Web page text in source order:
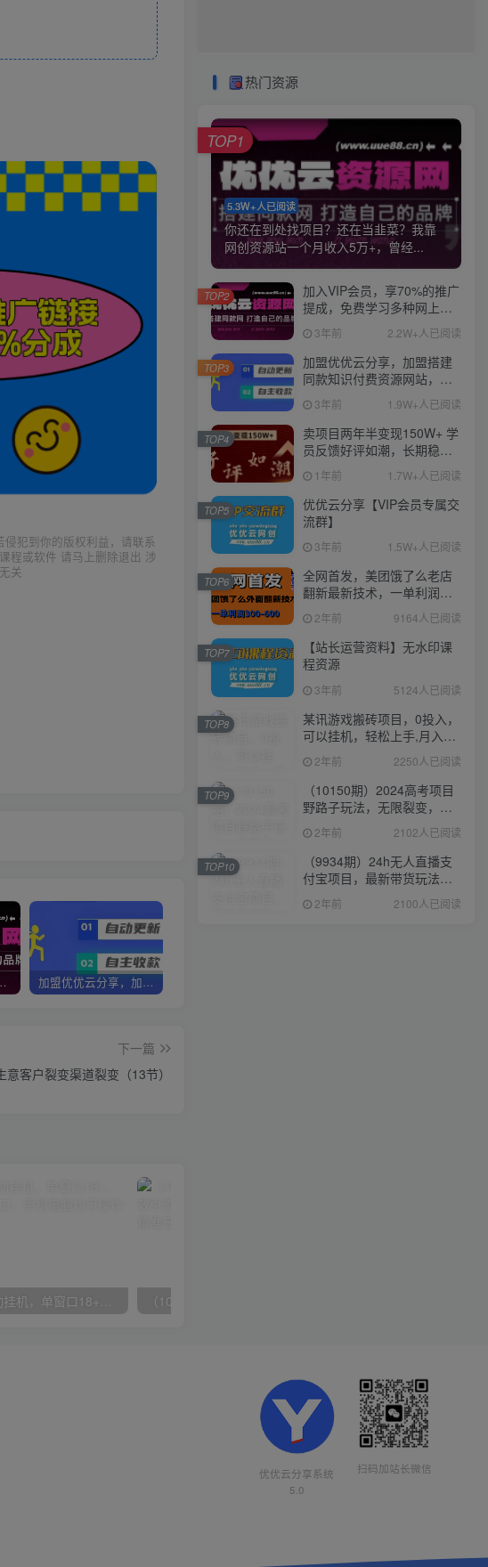
犯到你的版权利益，请联系
程或软件 请马上删除退出 涉
关
创业课程，菜鸟秒变大神！ 加盟优优云分享，加盟搭建同款知识付费资源网站，实现长期稳定被动收入~
下一篇
客户裂变渠道裂变（13节）
无脑全自动挂机，单窗口18+，可挂100+窗口，手机电脑均可操作
热门资源
5.3W+人已阅读
你还在到处找项目？还在当韭菜？我靠
网创资源站一个月收入5万+，曾经...
TOP1
加入VIP会员，享70%的推广
提成，免费学习多种网上创
业课程，菜鸟秒变大神！
3年前 2.2W+人已阅读
TOP2
加盟优优云分享，加盟搭建
同款知识付费资源网站，实
现长期稳定被动收入~
3年前 1.9W+人已阅读
TOP3
卖项目两年半变现150W+ 学
员反馈好评如潮，长期稳定
变现，可以一直干到老！
1年前 1.7W+人已阅读
TOP4
优优云分享【VIP会员专属交
流群】
3年前 1.5W+人已阅读
TOP5
全网首发，美团饿了么老店
翻新最新技术，一单利润
300-600
2年前 9164人已阅读
TOP6
【站长运营资料】无水印课
程资源
3年前 5124人已阅读
TOP7
某讯游戏搬砖项目，0投入，
可以挂机，轻松上手,月入
3000+上不封顶
2年前 2250人已阅读
TOP8
（10150期）2024高考项目
野路子玩法，无限裂变，最
高一天1W＋！
2年前 2102人已阅读
TOP9
（9934期）24h无人直播支
付宝项目，最新带货玩法，
纯躺赚实测日入500+
2年前 2100人已阅读
TOP10
优优云分享系统
5.0
扫码加站长微信